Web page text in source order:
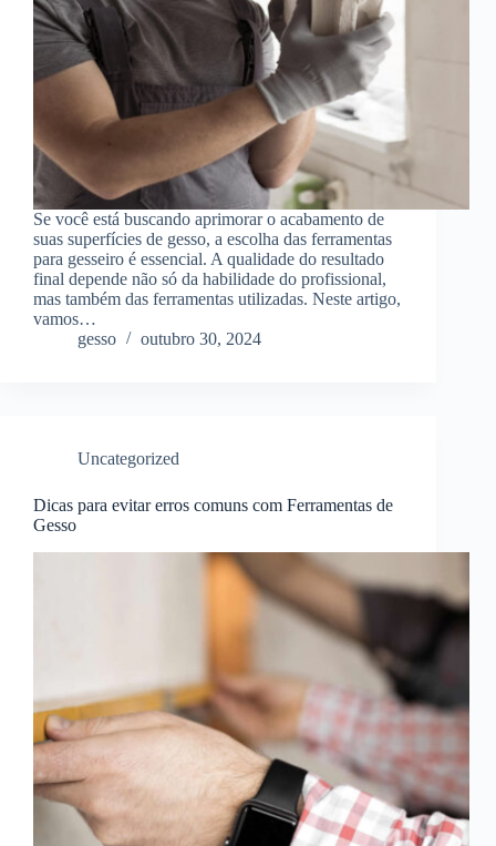
Se você está buscando aprimorar o acabamento de
suas superfícies de gesso, a escolha das ferramentas
para gesseiro é essencial. A qualidade do resultado
final depende não só da habilidade do profissional,
mas também das ferramentas utilizadas. Neste artigo,
vamos…
gesso
outubro 30, 2024
Uncategorized
Dicas para evitar erros comuns com Ferramentas de
Gesso